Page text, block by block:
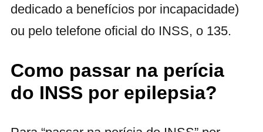
dedicado a benefícios por incapacidade)
ou pelo telefone oficial do INSS, o 135.
Como passar na perícia
do INSS por epilepsia?